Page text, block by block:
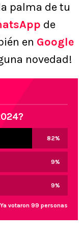
palma de tu
de
en Google
novedad!
82%
9%
9%
Ya votaron 99 personas